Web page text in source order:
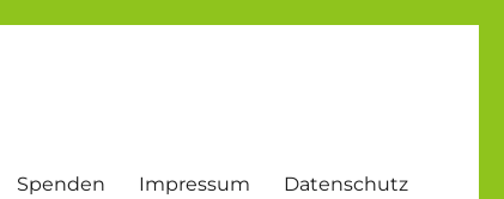
Spenden Impressum Datenschutz